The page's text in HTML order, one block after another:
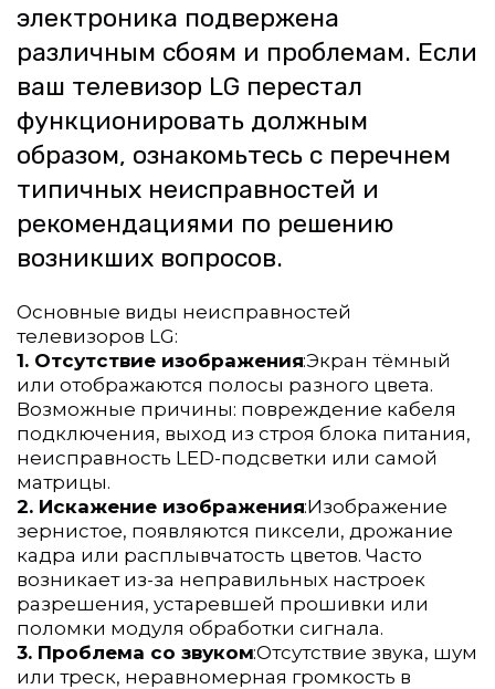
электроника подвержена
различным сбоям и проблемам. Если
ваш телевизор LG перестал
функционировать должным
образом, ознакомьтесь с перечнем
типичных неисправностей и
рекомендациями по решению
возникших вопросов.
Основные виды неисправностей
телевизоров LG:
1. Отсутствие изображения:Экран тёмный
или отображаются полосы разного цвета.
Возможные причины: повреждение кабеля
подключения, выход из строя блока питания,
неисправность LED-подсветки или самой
матрицы.
2. Искажение изображения:Изображение
зернистое, появляются пиксели, дрожание
кадра или расплывчатость цветов. Часто
возникает из-за неправильных настроек
разрешения, устаревшей прошивки или
поломки модуля обработки сигнала.
3. Проблема со звуком:Отсутствие звука, шум
или треск, неравномерная громкость в